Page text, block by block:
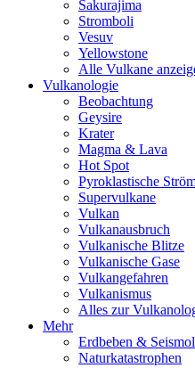
Sakurajima
Stromboli
Vesuv
Yellowstone
Alle Vulkane
Vulkanologie
Beobachtung
Geysire
Krater
Magma & Lava
Hot Spot
Pyroklastische
Supervulkane
Vulkan
Vulkanausbruch
Vulkanische Blitze
Vulkanische Gase
Vulkangefahren
Vulkanismus
Alles zur
Mehr
Erdbeben &
Naturkatastrophen